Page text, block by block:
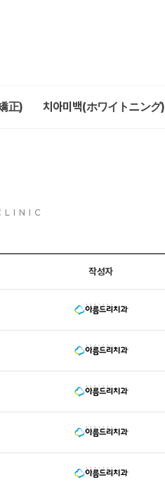
正) 치아미백(ホワイトニング)
작성자